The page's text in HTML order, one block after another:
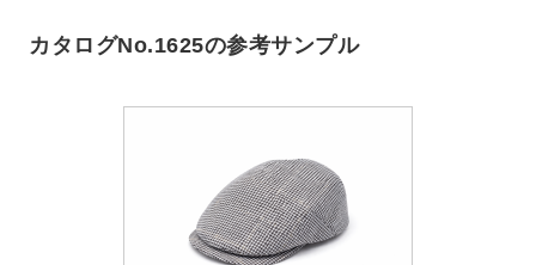
カタログNo.1625の参考サンプル